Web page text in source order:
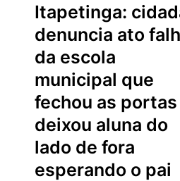
itapetinga: cidadã
denuncia ato
da escola
municipal que
fechou as portas
deixou aluna do
lado de fora
esperando o pai